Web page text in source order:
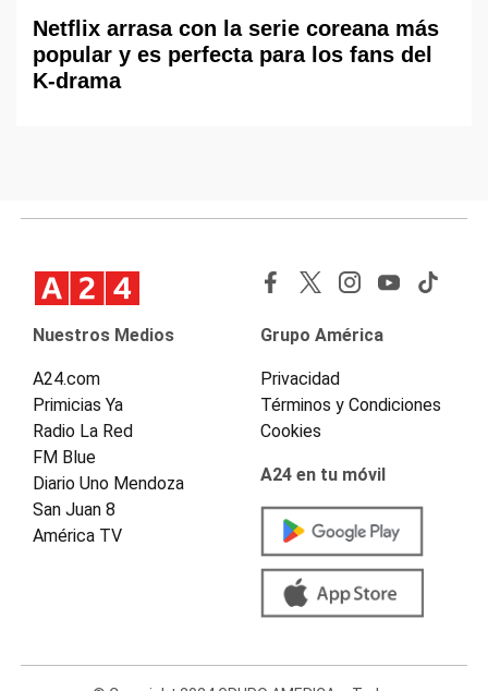
Netflix arrasa con la serie coreana más
popular y es perfecta para los fans del
K-drama
Nuestros Medios
A24.com
Primicias Ya
Radio La Red
FM Blue
Diario Uno Mendoza
San Juan 8
América TV
Grupo América
Privacidad
Términos y Condiciones
Cookies
A24 en tu móvil